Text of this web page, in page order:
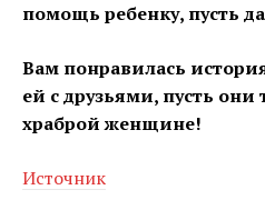
помощь ребенку, пусть
Вам понравилась
ей с друзьями, пусть они
храброй женщине!
Источник